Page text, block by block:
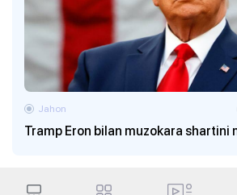
Tramp Eron bilan muzokara shartini
Jahon